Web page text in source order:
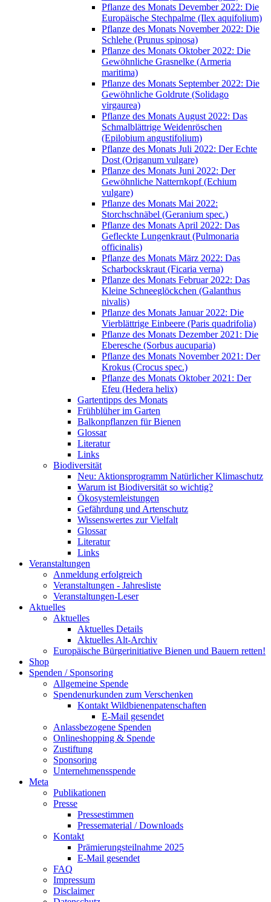
Pflanze des Monats Devember 2022: Die
Europäische Stechpalme (Ilex aquifolium)
Pflanze des Monats November 2022: Die
Schlehe (Prunus spinosa)
Pflanze des Monats Oktober 2022: Die
Gewöhnliche Grasnelke (Armeria
maritima)
Pflanze des Monats September 2022: Die
Gewöhnliche Goldrute (Solidago
virgaurea)
Pflanze des Monats August 2022: Das
Schmalblättrige Weidenröschen
(Epilobium angustifolium)
Pflanze des Monats Juli 2022: Der Echte
Dost (Origanum vulgare)
Pflanze des Monats Juni 2022: Der
Gewöhnliche Natternkopf (Echium
vulgare)
Pflanze des Monats Mai 2022:
Storchschnäbel (Geranium spec.)
Pflanze des Monats April 2022: Das
Gefleckte Lungenkraut (Pulmonaria
officinalis)
Pflanze des Monats März 2022: Das
Scharbockskraut (Ficaria verna)
Pflanze des Monats Februar 2022: Das
Kleine Schneeglöckchen (Galanthus
nivalis)
Pflanze des Monats Januar 2022: Die
Vierblättrige Einbeere (Paris quadrifolia)
Pflanze des Monats Dezember 2021: Die
Eberesche (Sorbus aucuparia)
Pflanze des Monats November 2021: Der
Krokus (Crocus spec.)
Pflanze des Monats Oktober 2021: Der
Efeu (Hedera helix)
Gartentipps des Monats
Frühblüher im Garten
Balkonpflanzen für Bienen
Glossar
Literatur
Links
Biodiversität
Neu: Aktionsprogramm Natürlicher Klimaschutz
Warum ist Biodiversität so wichtig?
Ökosystemleistungen
Gefährdung und Artenschutz
Wissenswertes zur Vielfalt
Glossar
Literatur
Links
Veranstaltungen
Anmeldung erfolgreich
Veranstaltungen - Jahresliste
Veranstaltungen-Leser
Aktuelles
Aktuelles
Aktuelles Details
Aktuelles Alt-Archiv
Europäische Bürgerinitiative Bienen und Bauern retten!
Shop
Spenden / Sponsoring
Allgemeine Spende
Spendenurkunden zum Verschenken
Kontakt Wildbienenpatenschaften
E-Mail gesendet
Anlassbezogene Spenden
Onlineshopping & Spende
Zustiftung
Sponsoring
Unternehmensspende
Meta
Publikationen
Presse
Pressestimmen
Pressematerial / Downloads
Kontakt
Prämierungsteilnahme 2025
E-Mail gesendet
FAQ
Impressum
Disclaimer